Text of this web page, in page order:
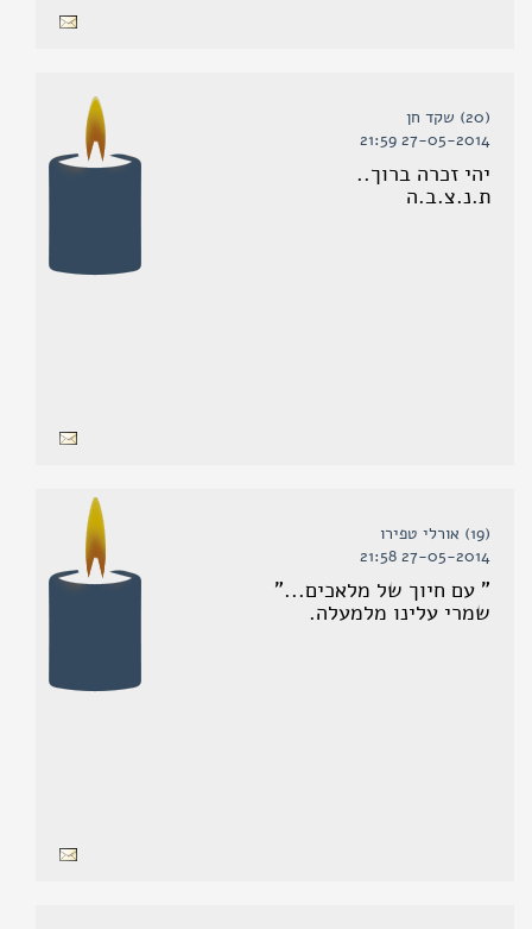
(20) שקד חן
27-05-2014 21:59
יהי זכרה ברוך..
ת.נ.צ.ב.ה
(19) אורלי טפירו
27-05-2014 21:58
" עם חיוך של מלאכים..."
שמרי עלינו מלמעלה.